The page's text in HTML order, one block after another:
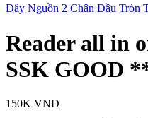
Dây Nguồn 2 Chân Đầu
Reader all in
SSK GOOD
150K VND